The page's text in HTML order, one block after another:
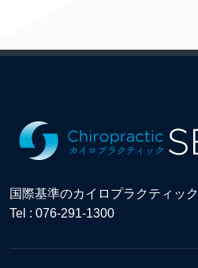
国際基準のカイロプラクティック
Tel : 076-291-1300